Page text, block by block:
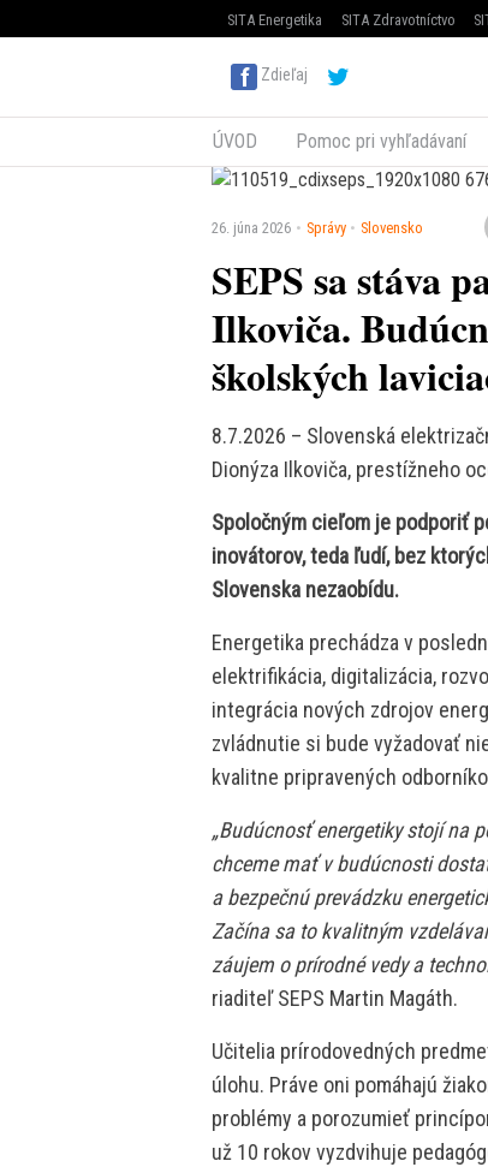
SITA Energetika SITA Zdravotníctvo
Zdieľaj
ÚVOD Pomoc pri vyhľadávaní
26. júna 2026 Správy Slovensko
SEPS sa stáva
Ilkoviča.
školských
8.7.2026 – Slovenská
Dionýza Ilkoviča, prestížneho
Spoločným cieľom je podporiť
inovátorov, teda ľudí, bez
Slovenska nezaobídu.
Energetika prechádza v
elektrifikácia, digitalizácia,
integrácia nových zdrojov
zvládnutie si bude vyžadovať
kvalitne pripravených
„Budúcnosť energetiky stojí na
chceme mať v budúcnosti
a bezpečnú prevádzku
Začína sa to kvalitným
záujem o prírodné vedy a
riaditeľ SEPS Martin Magáth.
Učitelia prírodovedných
úlohu. Práve oni pomáhajú
problémy a porozumieť
už 10 rokov vyzdvihuje